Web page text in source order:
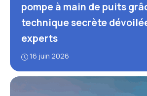
pompe à main de puits
technique secrète
experts
16 juin 2026